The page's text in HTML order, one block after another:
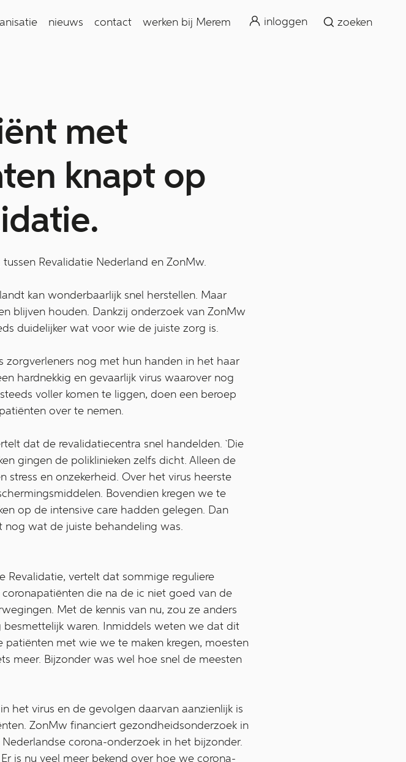
nieuws contact werken bij Merem inloggen zoeken
zoeken
met
knapt op
Revalidatie Nederland en ZonMw.
kan wonderbaarlijk snel herstellen. Maar
blijven houden. Dankzij onderzoek van ZonMw
duidelijker wat voor wie de juiste zorg is.
zorgverleners nog met hun handen in het haar
hardnekkig en gevaarlijk virus waarover nog
voller komen te liggen, doen een beroep
over te nemen.
dat de revalidatiecentra snel handelden. `Die
gingen de poliklinieken zelfs dicht. Alleen de
en onzekerheid. Over het virus heerste
Bovendien kregen we te
op de intensive care hadden gelegen. Dan
wat de juiste behandeling was.
Revalidatie, vertelt dat sommige reguliere
die na de ic niet goed van de
Met de kennis van nu, zou ze anders
waren. Inmiddels weten we dat dit
met wie we te maken kregen, moesten
meer. Bijzonder was wel hoe snel de meesten
het virus en de gevolgen daarvan aanzienlijk is
ZonMw financiert gezondheidsonderzoek in
corona-onderzoek in het bijzonder.
is nu veel meer bekend over hoe we corona-